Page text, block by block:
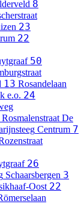
8
23
22
50
13 Rosandelaan
e.o. 24
Rosmalenstraat De
Centrum 7
26
Schaarsbergen 3
Oost 22